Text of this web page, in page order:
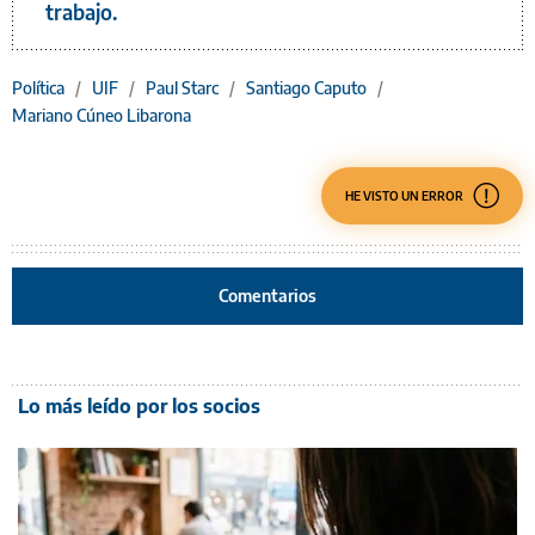
trabajo.
Política / UIF / Paul Starc / Santiago Caputo /
Mariano Cúneo Libarona
HE VISTO UN ERROR
Comentarios
Lo más leído por los socios